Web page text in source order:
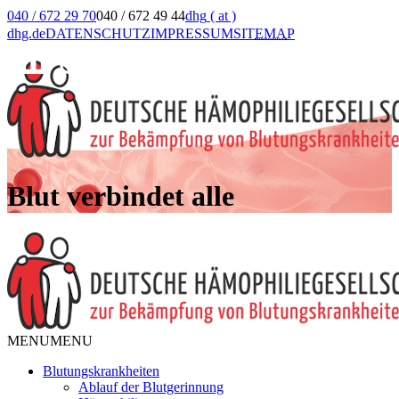
040 / 672 29 70040 / 672 49 44dhg ( at )
dhg.deDATENSCHUTZIMPRESSUMSITEMAP
Blut verbindet alle
MENUMENU
Blutungskrankheiten
Ablauf der Blutgerinnung